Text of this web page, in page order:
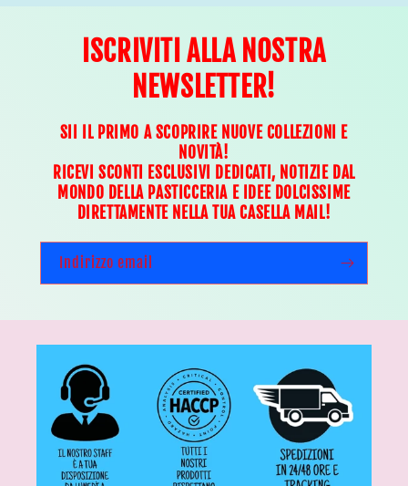
ISCRIVITI ALLA NOSTRA
NEWSLETTER!
SII IL PRIMO A SCOPRIRE NUOVE COLLEZIONI E
NOVITÀ!
RICEVI SCONTI ESCLUSIVI DEDICATI, NOTIZIE DAL
MONDO DELLA PASTICCERIA E IDEE DOLCISSIME
DIRETTAMENTE NELLA TUA CASELLA MAIL!
Indirizzo email